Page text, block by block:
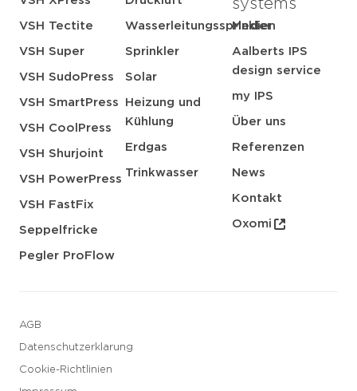
VSH Tectite
VSH Super
VSH SudoPress
VSH SmartPress
VSH CoolPress
VSH Shurjoint
VSH PowerPress
VSH FastFix
Seppelfricke
Pegler ProFlow
Wasserleitungssprinkler
Sprinkler
Solar
Heizung und
Kühlung
Erdgas
Trinkwasser
systems
Medien
Aalberts IPS
design service
my IPS
Über uns
Referenzen
News
Kontakt
Oxomi
AGB
Datenschutzerklarung
Cookie-Richtlinien